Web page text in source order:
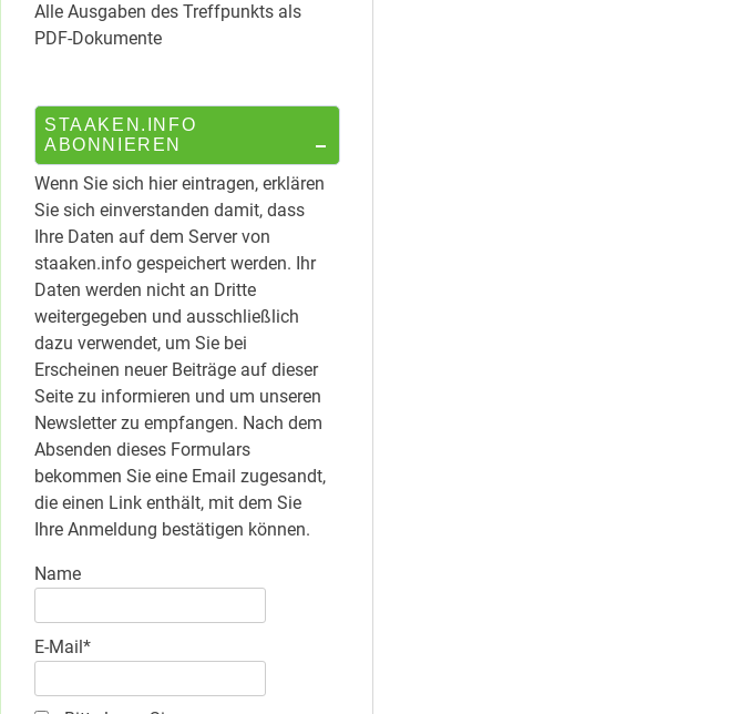
Alle Ausgaben des Treffpunkts als
PDF-Dokumente
STAAKEN.INFO
ABONNIEREN
Wenn Sie sich hier eintragen, erklären
Sie sich einverstanden damit, dass
Ihre Daten auf dem Server von
staaken.info gespeichert werden. Ihr
Daten werden nicht an Dritte
weitergegeben und ausschließlich
dazu verwendet, um Sie bei
Erscheinen neuer Beiträge auf dieser
Seite zu informieren und um unseren
Newsletter zu empfangen. Nach dem
Absenden dieses Formulars
bekommen Sie eine Email zugesandt,
die einen Link enthält, mit dem Sie
Ihre Anmeldung bestätigen können.
Name
E-Mail*